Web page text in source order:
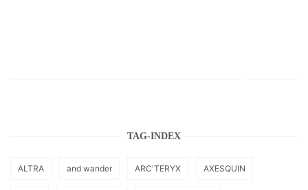
TAG-INDEX
ALTRA and wander ARC'TERYX AXESQUIN